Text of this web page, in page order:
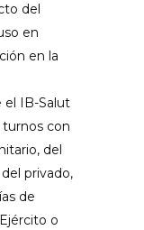
del
en
en la
el IB-Salut
con
del
privado,
de
o